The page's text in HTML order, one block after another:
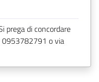
prega di concordare
0953782791 o via